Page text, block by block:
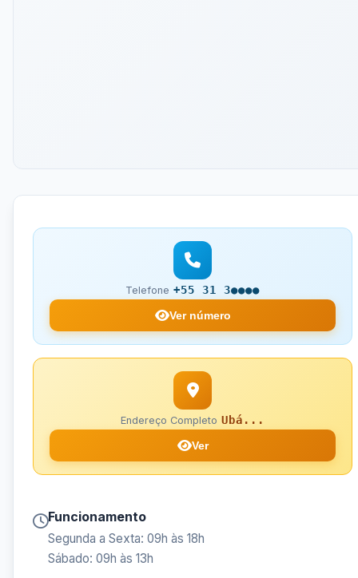
Telefone +55 31 3●●●●
Ver número
Endereço Completo Ubá...
Ver
Funcionamento
Segunda a Sexta: 09h às 18h
Sábado: 09h às 13h